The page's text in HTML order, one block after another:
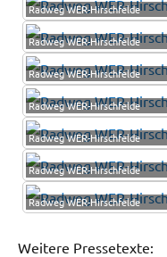
Radweg WER-Hirschfelde
Radweg WER-Hirschfelde
Radweg WER-Hirschfelde
Radweg WER-Hirschfelde
Radweg WER-Hirschfelde
Radweg WER-Hirschfelde
Radweg WER-Hirschfelde
Weitere Pressetexte: